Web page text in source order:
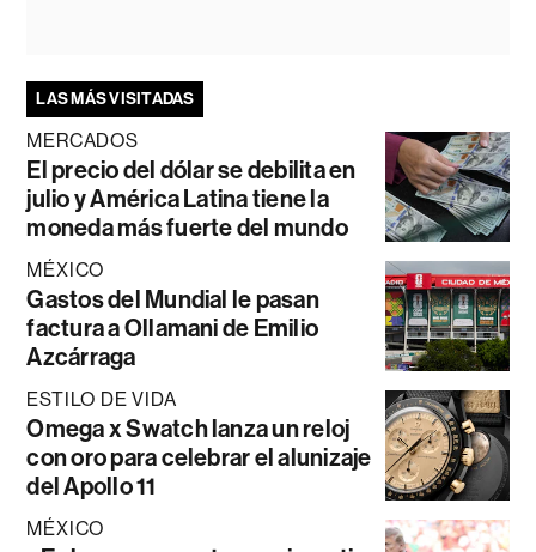
LAS MÁS VISITADAS
MERCADOS
El precio del dólar se debilita en
julio y América Latina tiene la
moneda más fuerte del mundo
MÉXICO
Gastos del Mundial le pasan
factura a Ollamani de Emilio
Azcárraga
ESTILO DE VIDA
Omega x Swatch lanza un reloj
con oro para celebrar el alunizaje
del Apollo 11
MÉXICO